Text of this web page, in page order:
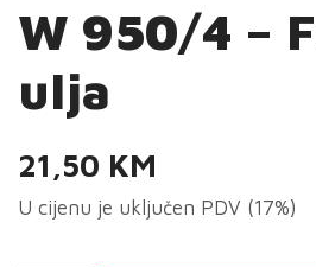
W 950/4 –
ulja
21,50 KM
U cijenu je uključen PDV (17%)